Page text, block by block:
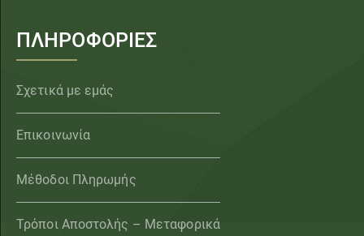
ΠΛΗΡΟΦΟΡΙΕΣ
Σχετικά με εμάς
Επικοινωνία
Μέθοδοι Πληρωμής
Τρόποι Αποστολής – Μεταφορικά